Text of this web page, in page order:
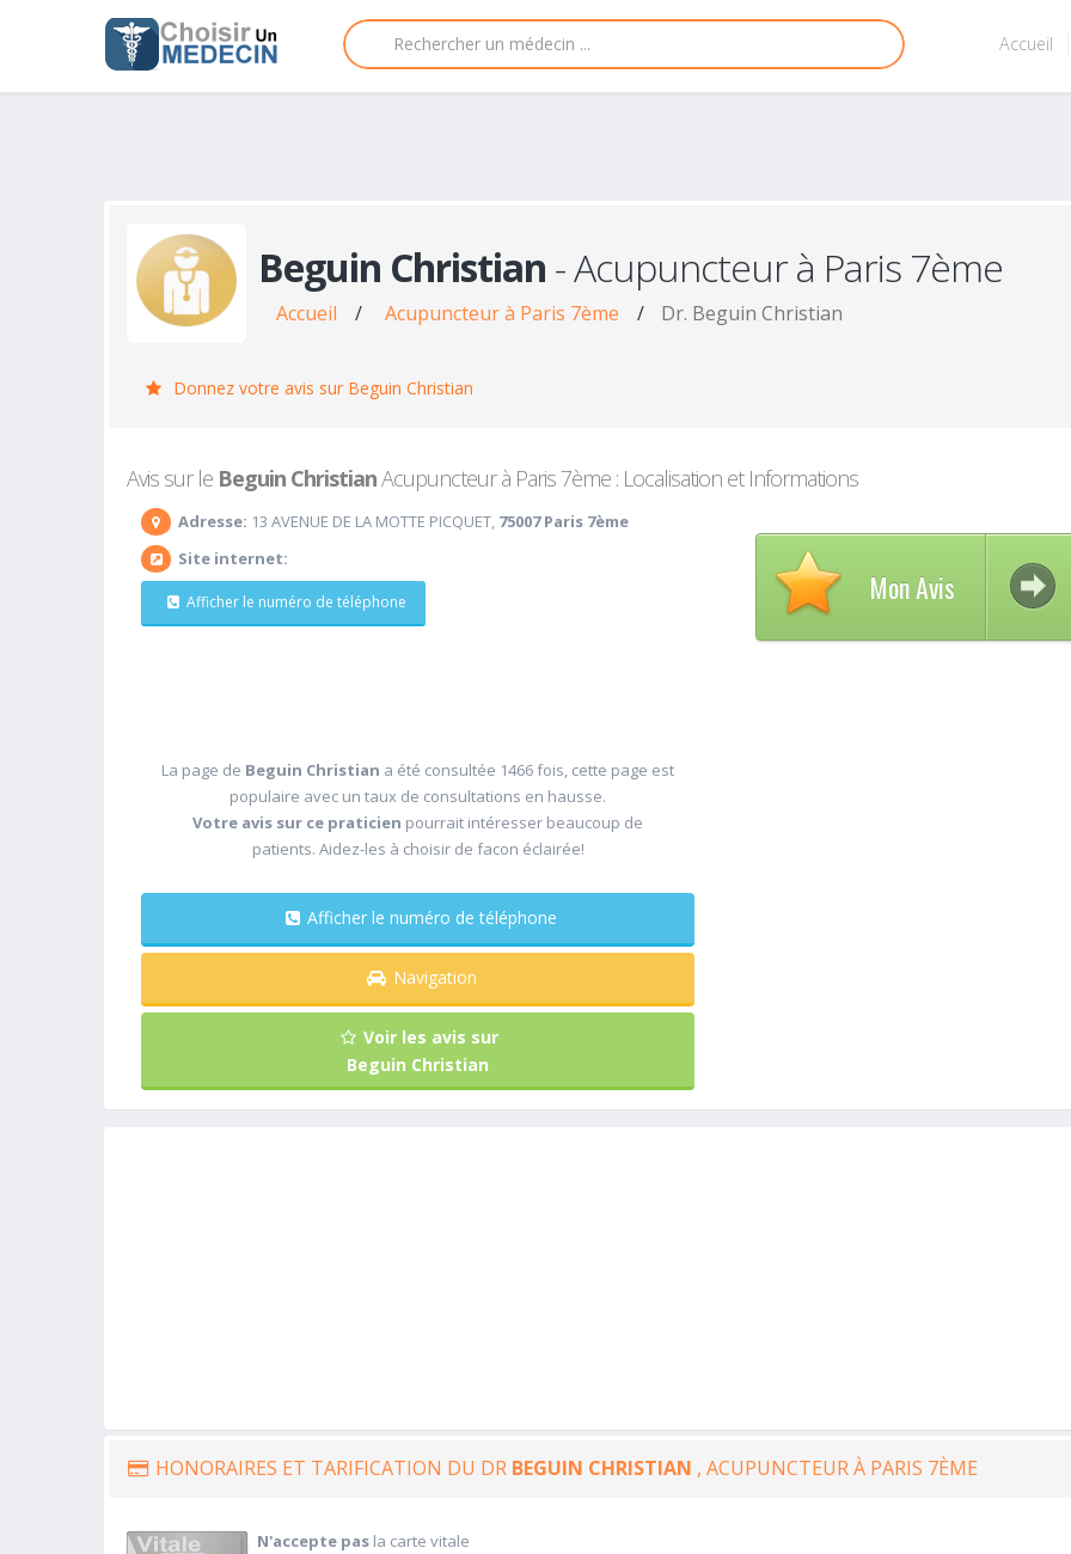
Accueil
Beguin Christian - Acupuncteur à Paris 7ème
Accueil / Acupuncteur à Paris 7ème / Dr. Beguin Christian
Donnez votre avis sur Beguin Christian
Avis sur le Beguin ChristianAcupuncteur à Paris 7ème : Localisation et Informations
Adresse: 13 AVENUE DE LA MOTTE PICQUET, 75007 Paris 7ème
Site internet:
Afficher le numéro de téléphone
La page de Beguin Christian a été consultée 1466 fois, cette page est
populaire avec un taux de consultations en hausse.
Votre avis sur ce praticien pourrait intéresser beaucoup de
patients. Aidez-les à choisir de facon éclairée!
Afficher le numéro de téléphone
Navigation
Voir les avis sur
Beguin Christian
Mon Avis
HONORAIRES ET TARIFICATION DU DR BEGUIN CHRISTIAN , ACUPUNCTEUR À PARIS 7ÈME
N'accepte pasla carte vitale